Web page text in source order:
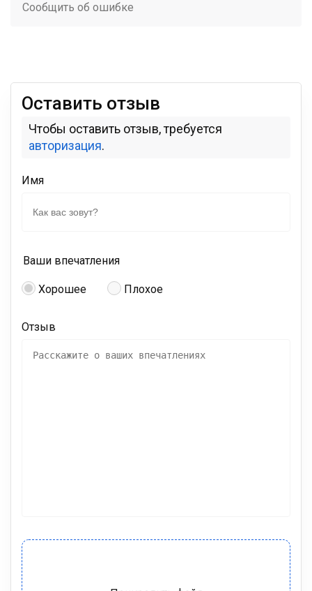
Сообщить об ошибке
Оставить отзыв
Чтобы оставить отзыв, требуется
авторизация.
Имя
Ваши впечатления
Хорошее Плохое
Отзыв